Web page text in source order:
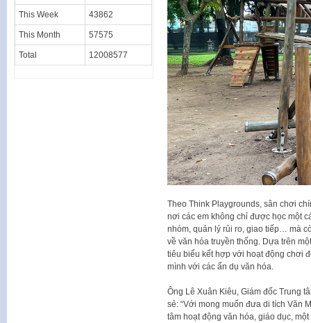
Theo Think Playgrounds, sân chơi
nơi các em không chỉ được học một
nhóm, quản lý rủi ro, giao tiếp… mà
về văn hóa truyền thống. Dựa trên
tiêu biểu kết hợp với hoạt động chơi
mình với các ẩn dụ văn hóa.
Ông Lê Xuân Kiêu, Giám đốc Trung
sẻ: “Với mong muốn đưa di tích Văn
tâm hoạt động văn hóa, giáo dục,
This Week 43862
This Month 57575
Total 12008577